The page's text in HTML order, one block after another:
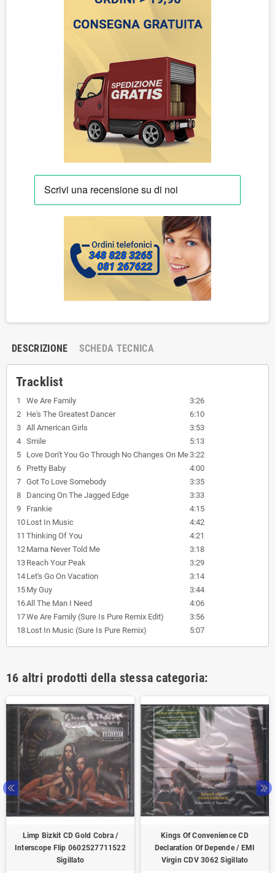
DESCRIZIONE SCHEDA TECNICA
Tracklist
1 We Are Family
3:26
2
He's The Greatest Dancer
6:10
3 All American Girls
3:53
4 Smile
5:13
5
Love Don't You Go Through No Changes On Me3:22
6
Pretty Baby
4:00
7 Got To Love Somebody
3:35
8
Dancing On The Jagged Edge
3:33
9
Frankie
4:15
10 Lost In Music
4:42
11 Thinking Of You
4:21
12 Mama Never Told Me
3:18
13 Reach Your Peak
3:29
14 Let's Go On Vacation
3:14
15 My Guy
3:44
16All The Man I Need
4:06
17We Are Family (Sure Is Pure Remix Edit)
3:56
18 Lost In Music (Sure Is Pure Remix) 5:07
16 altri prodotti della stessa categoria:
Limp Bizkit CD Gold Cobra /
Interscope Flip 0602527711522
Sigillato
Kings Of Convenience CD
Declaration Of Depende / EMI
Virgin CDV 3062 Sigillato